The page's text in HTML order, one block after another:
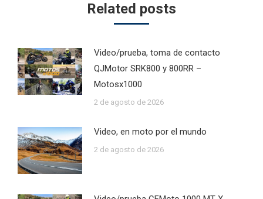
Related posts
Video/prueba, toma de contacto
QJMotor SRK800 y 800RR –
Motosx1000
2 de agosto de 2026
Video, en moto por el mundo
2 de agosto de 2026